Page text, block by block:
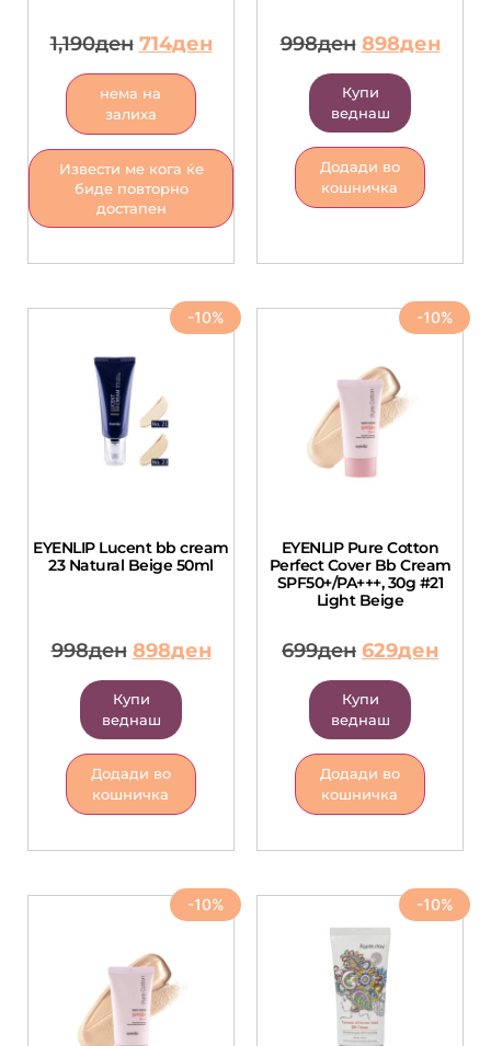
1,190ден 714ден
нема на
залиха
Извести ме кога ќе
биде повторно
достапен
998ден 898ден
Купи
веднаш
Додади во
кошничка
-10%
EYENLIP Lucent bb cream
23 Natural Beige 50ml
998ден 898ден
Купи
веднаш
Додади во
кошничка
-10%
EYENLIP Pure Cotton
Perfect Cover Bb Cream
SPF50+/PA+++, 30g #21
Light Beige
699ден 629ден
Купи
веднаш
Додади во
кошничка
-10% -10%